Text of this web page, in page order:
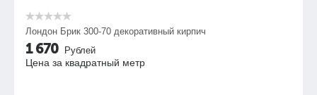
Лондон Брик 300-70 декоративный кирпич
1 670 Рублей
Цена за квадратный метр